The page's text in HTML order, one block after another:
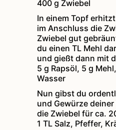
400 g Zwiebel
In einem Topf
im Anschluss die
Zwiebel gut
du einen TL Mehl
und gießt dann mit
5 g Rapsöl, 5 g Mehl,
Wasser
Nun gibst du
und Gewürze
die Zwiebel für ca.
1 TL Salz, Pfeffer,